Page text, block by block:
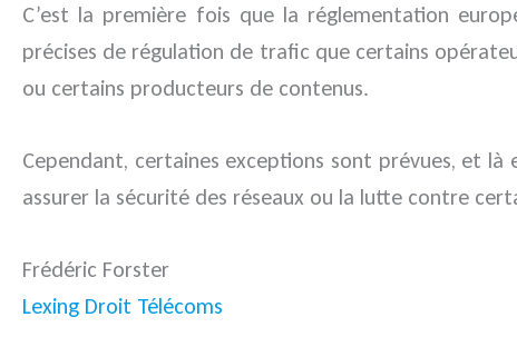
C’est la première fois que la réglementation
précises de régulation de trafic que certains
ou certains producteurs de contenus.
Cependant, certaines exceptions sont prévues, et
assurer la sécurité des réseaux ou la lutte contre
Frédéric Forster
Lexing Droit Télécoms